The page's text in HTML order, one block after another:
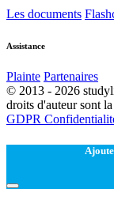
Les documents
Assistance
Plainte Partenaires
© 2013 - 2026
droits d'auteur sont
GDPR